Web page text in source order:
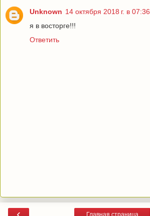
Unknown 14 октября 2018 г. в 07:36
я в восторге!!!
Ответить
Главная страница